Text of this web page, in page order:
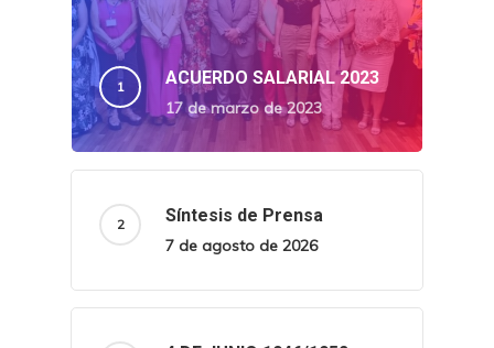
ACUERDO SALARIAL 2023
17 de marzo de 2023
Síntesis de Prensa
7 de agosto de 2026